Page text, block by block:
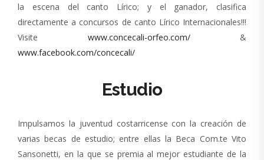
la escena del canto Lírico; y el ganador, clasifica
directamente a concursos de canto Lírico Internacionales!!!
Visite www.concecali-orfeo.com/&
www.facebook.com/concecali/
Estudio
Impulsamos la juventud costarricense con la creación de
varias becas de estudio; entre ellas la Beca Com.te Vito
Sansonetti, en la que se premia al mejor estudiante de la